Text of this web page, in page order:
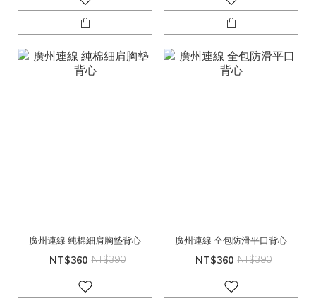
廣州連線 純棉細肩胸墊背心
NT$360 NT$390
廣州連線 全包防滑平口背心
NT$360 NT$390